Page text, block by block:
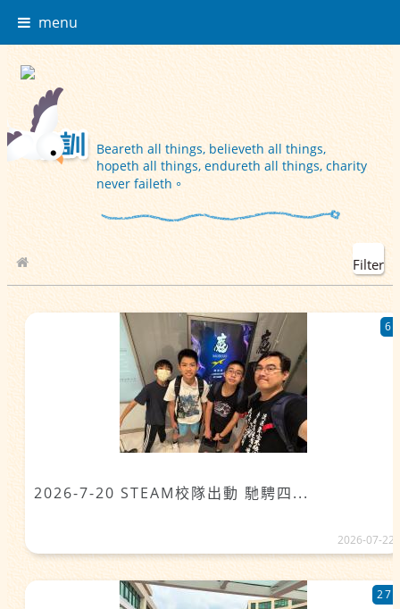
menu
Beareth all things, believeth all things,
hopeth all things, endureth all things, charity
never faileth。
School Album
Filter
2026-7-20 STEAM校隊出動 馳騁四...
6
2026-07-22
27